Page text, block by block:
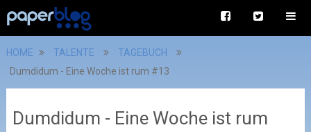
HOME TALENTE
TAGEBUCH
Dumdidum - Eine Woche ist rum #13
Dumdidum - Eine Woche ist rum